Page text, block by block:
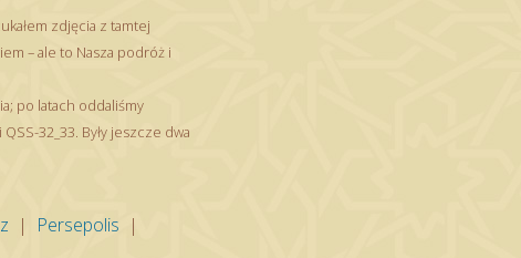
zdjęcia z tamtej
– ale to Nasza podróż i
po latach oddaliśmy
32_33. Były jeszcze dwa
| Persepolis |